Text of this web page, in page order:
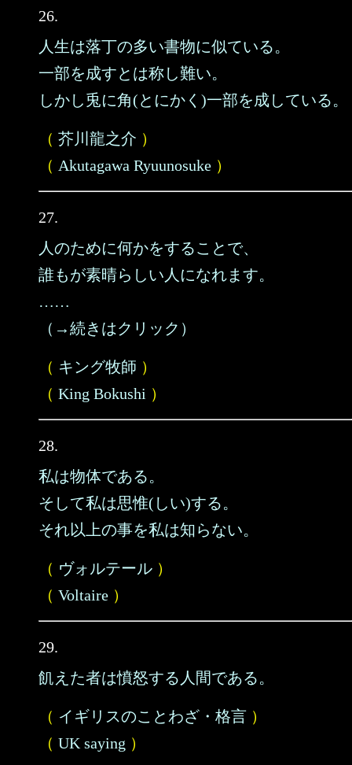
26.
人生は落丁の多い書物に似ている。
一部を成すとは称し難い。
しかし兎に角(とにかく)一部を成している。
（ 芥川龍之介 ）
（ Akutagawa Ryuunosuke ）
27.
人のために何かをすることで、
誰もが素晴らしい人になれます。
……
（→続きはクリック）
（ キング牧師 ）
（ King Bokushi ）
28.
私は物体である。
そして私は思惟(しい)する。
それ以上の事を私は知らない。
（ ヴォルテール ）
（ Voltaire ）
29.
飢えた者は憤怒する人間である。
（ イギリスのことわざ・格言 ）
（ UK saying ）